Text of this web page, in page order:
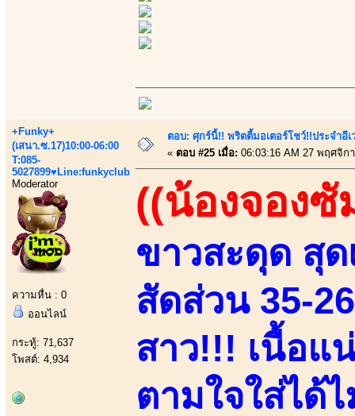
+Funky+
(เสนา.ซ.17)10:00-06:00
T:085-
5027899♥Line:funkyclub
Moderator
ความหื่น : 0
ออนไลน์
กระทู้: 71,637
โพสต์: 4,934
ตอบ: ศุกร์นี้!! พริตตี้มอเตอร์โชว์!!ประจำอี
« ตอบ #25 เมื่อ: 06:03:16 AM 27 พฤศจิก
((น้องจองซั
ขาวสะดุด สุด
สัดส่วน 35-
สาว!!! เนื้อ
ตามใจใส่ได้